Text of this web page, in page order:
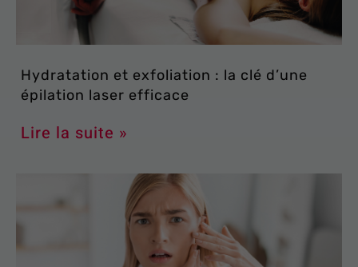
Hydratation et exfoliation : la clé d’une
épilation laser efficace
Lire la suite »